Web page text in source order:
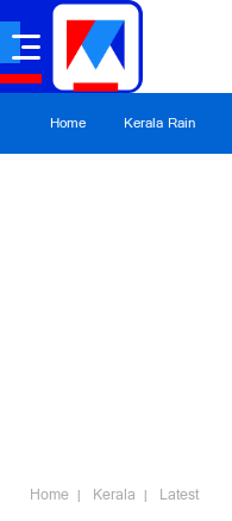
Home Kerala Rain
Home Kerala Latest